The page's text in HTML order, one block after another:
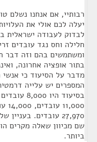
רבותיי, אם אנחנו נשלם
יעלה לכם אולי את
לבדוק לעבודה ישראלית
חלילה וחס נגד עובדים
ומשתמשים בהם וזה
בתור אופציה אחרונה,
מדבר על הסיעוד כי אנשי
27,970 עובדים.
שם מכיוון שאלה מקרים
ביותר.